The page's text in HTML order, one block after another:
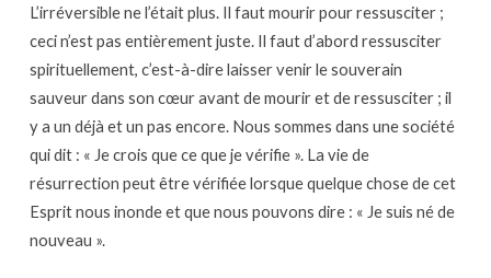
L’irréversible ne l’était plus. Il faut mourir pour ressusciter ;
ceci n’est pas entièrement juste. Il faut d’abord ressusciter
spirituellement, c’est-à-dire laisser venir le souverain
sauveur dans son cœur avant de mourir et de ressusciter ; il
y a un déjà et un pas encore. Nous sommes dans une société
qui dit : « Je crois que ce que je vérifie ». La vie de
résurrection peut être vérifiée lorsque quelque chose de cet
Esprit nous inonde et que nous pouvons dire : « Je suis né de
nouveau ».